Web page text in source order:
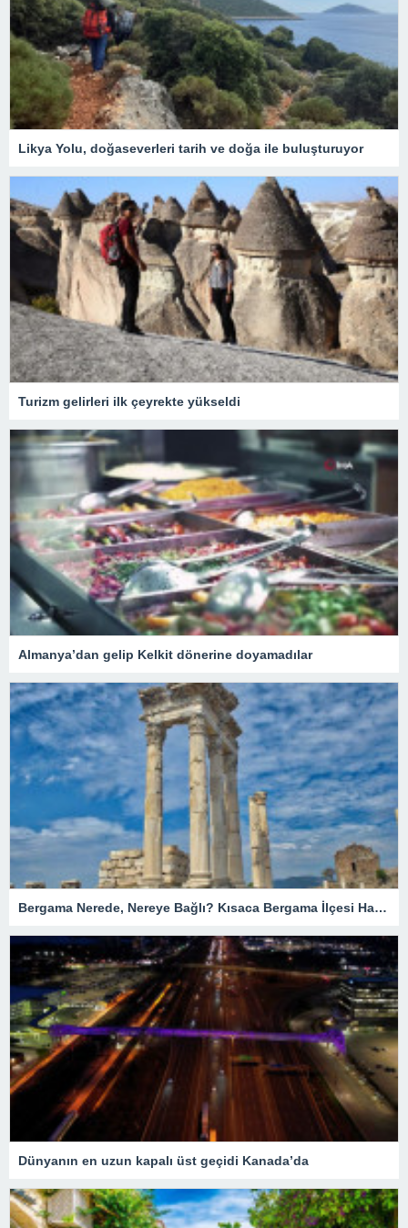
Likya Yolu, doğaseverleri tarih ve doğa ile buluşturuyor
Turizm gelirleri ilk çeyrekte yükseldi
Almanya’dan gelip Kelkit dönerine doyamadılar
Bergama Nerede, Nereye Bağlı? Kısaca Bergama İlçesi Hakkında Bilgiler
Dünyanın en uzun kapalı üst geçidi Kanada’da